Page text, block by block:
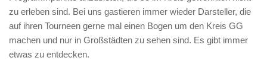
zu erleben sind. Bei uns gastieren immer wieder Darsteller, die
auf ihren Tourneen gerne mal einen Bogen um den Kreis GG
machen und nur in Großstädten zu sehen sind. Es gibt immer
etwas zu entdecken.